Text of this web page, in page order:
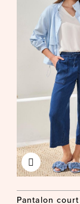
Pantalon court